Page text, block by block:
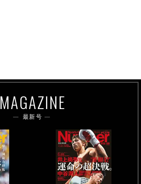
MAGAZINE
最新号